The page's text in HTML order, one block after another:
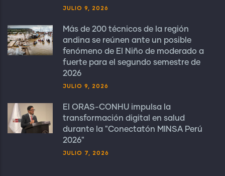
JULIO 9, 2026
Más de 200 técnicos de la región
andina se reúnen ante un posible
fenómeno de El Niño de moderado a
fuerte para el segundo semestre de
2026
JULIO 9, 2026
El ORAS-CONHU impulsa la
transformación digital en salud
durante la "Conectatón MINSA Perú
2026"
JULIO 7, 2026